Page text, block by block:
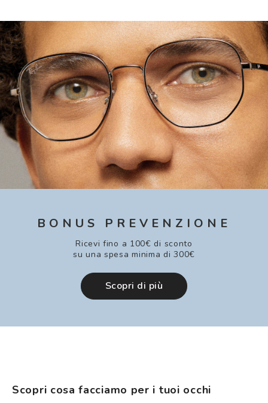
BONUS PREVENZIONE
Ricevi fino a 100€ di sconto
su una spesa minima di 300€
Scopri di più
Scopri cosa facciamo per i tuoi occhi